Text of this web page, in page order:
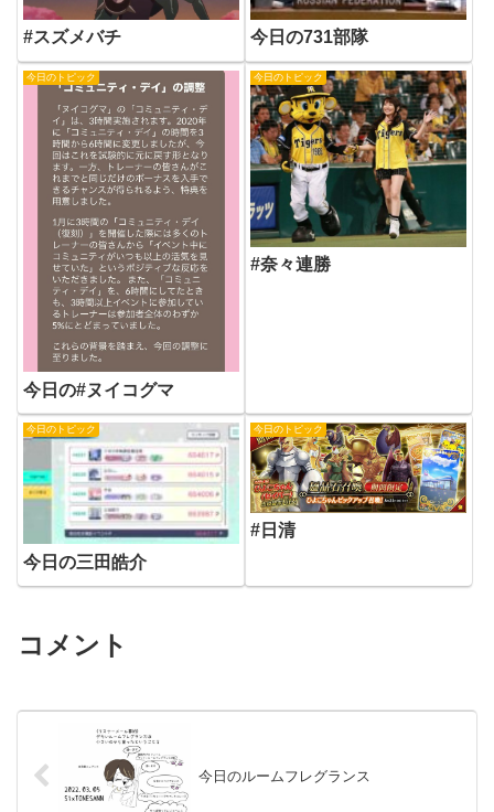
#スズメバチ 今日の731部隊
今日のトピック
今日の#ヌイコグマ
今日のトピック
#奈々連勝
今日のトピック
今日の三田皓介
今日のトピック
#日清
コメント
今日のルームフレグランス